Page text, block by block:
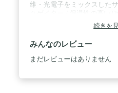
維・光電子をミックスした
ッチ性の高い素材ながら、
続きを
みんなのレビュー
まだレビューはありません